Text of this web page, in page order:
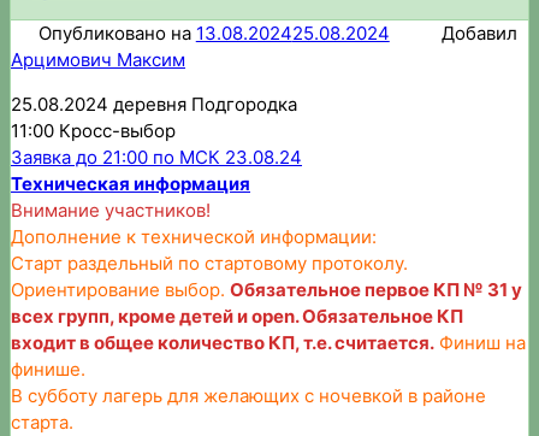
Опубликовано на 13.08.202425.08.2024
Добавил
Арцимович Максим
25.08.2024 деревня Подгородка
11:00 Кросс-выбор
Заявка до 21:00 по МСК 23.08.24
Техническая информация
Внимание участников!
Дополнение к технической информации:
Старт раздельный по стартовому протоколу.
Ориентирование выбор. Обязательное первое КП № 31 у
всех групп, кроме детей и open. Обязательное КП
входит в общее количество КП, т.е. считается. Финиш на
финише.
В субботу лагерь для желающих с ночевкой в районе
старта.